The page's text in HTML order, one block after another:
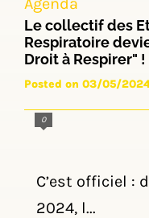
Le collectif des
Respiratoire
Droit à Respirer" !
Posted on 03/05/
0
C’est officiel :
2024, l...